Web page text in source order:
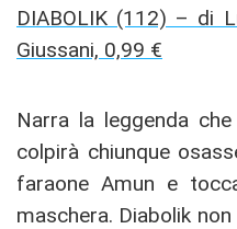
DIABOLIK (112) – di
Giussani, 0,99 €
Narra la leggenda
colpirà chiunque
faraone Amun e
maschera. Diabolik